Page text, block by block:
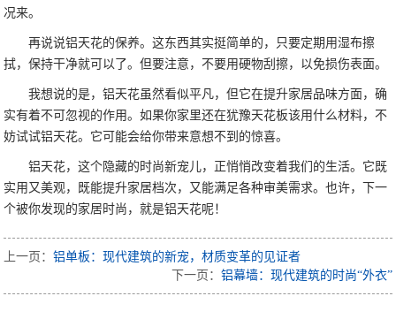
况来。
再说说铝天花的保养。这东西其实挺简单的，只要定期用湿布擦
拭，保持干净就可以了。但要注意，不要用硬物刮擦，以免损伤表面。
我想说的是，铝天花虽然看似平凡，但它在提升家居品味方面，确
实有着不可忽视的作用。如果你家里还在犹豫天花板该用什么材料，不
妨试试铝天花。它可能会给你带来意想不到的惊喜。
铝天花，这个隐藏的时尚新宠儿，正悄悄改变着我们的生活。它既
实用又美观，既能提升家居档次，又能满足各种审美需求。也许，下一
个被你发现的家居时尚，就是铝天花呢！
上一页：铝单板：现代建筑的新宠，材质变革的见证者
下一页： 铝幕墙：现代建筑的时尚“外衣”